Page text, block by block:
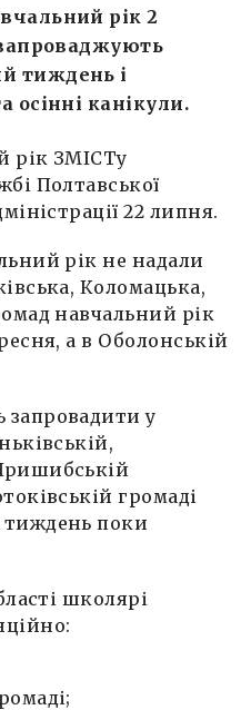
рік 2
тиждень і
осінні канікули.
рік ЗМІСТу
Полтавської
22 липня.
рік не надали
Коломацька,
навчальний рік
а в Оболонській
у
громаді
поки
школярі